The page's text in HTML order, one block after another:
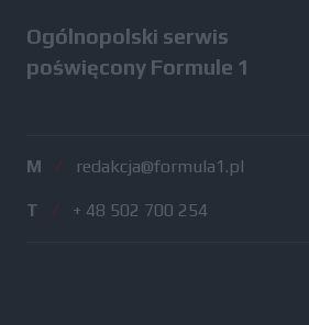
Ogólnopolski serwis
poświęcony Formule 1
M / redakcja@formula1.pl
T / + 48 502 700 254